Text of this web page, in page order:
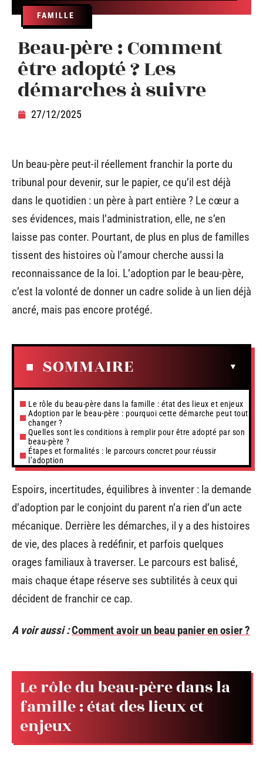
FAMILLE
Beau-père : Comment
être adopté ? Les
démarches à suivre
27/12/2025
Un beau-père peut-il réellement franchir la porte du
tribunal pour devenir, sur le papier, ce qu’il est déjà
dans le quotidien : un père à part entière ? Le cœur a
ses évidences, mais l’administration, elle, ne s’en
laisse pas conter. Pourtant, de plus en plus de familles
tissent des histoires où l’amour cherche aussi la
reconnaissance de la loi. L’adoption par le beau-père,
c’est la volonté de donner un cadre solide à un lien déjà
ancré, mais pas encore protégé.
SOMMAIRE
Le rôle du beau-père dans la famille : état des lieux et enjeux
Adoption par le beau-père : pourquoi cette démarche peut tout
changer ?
Quelles sont les conditions à remplir pour être adopté par son
beau-père ?
Étapes et formalités : le parcours concret pour réussir
l’adoption
Espoirs, incertitudes, équilibres à inventer : la demande
d’adoption par le conjoint du parent n’a rien d’un acte
mécanique. Derrière les démarches, il y a des histoires
de vie, des places à redéfinir, et parfois quelques
orages familiaux à traverser. Le parcours est balisé,
mais chaque étape réserve ses subtilités à ceux qui
décident de franchir ce cap.
A voir aussi :Comment avoir un beau panier en osier ?
Le rôle du beau-père dans la
famille : état des lieux et
enjeux